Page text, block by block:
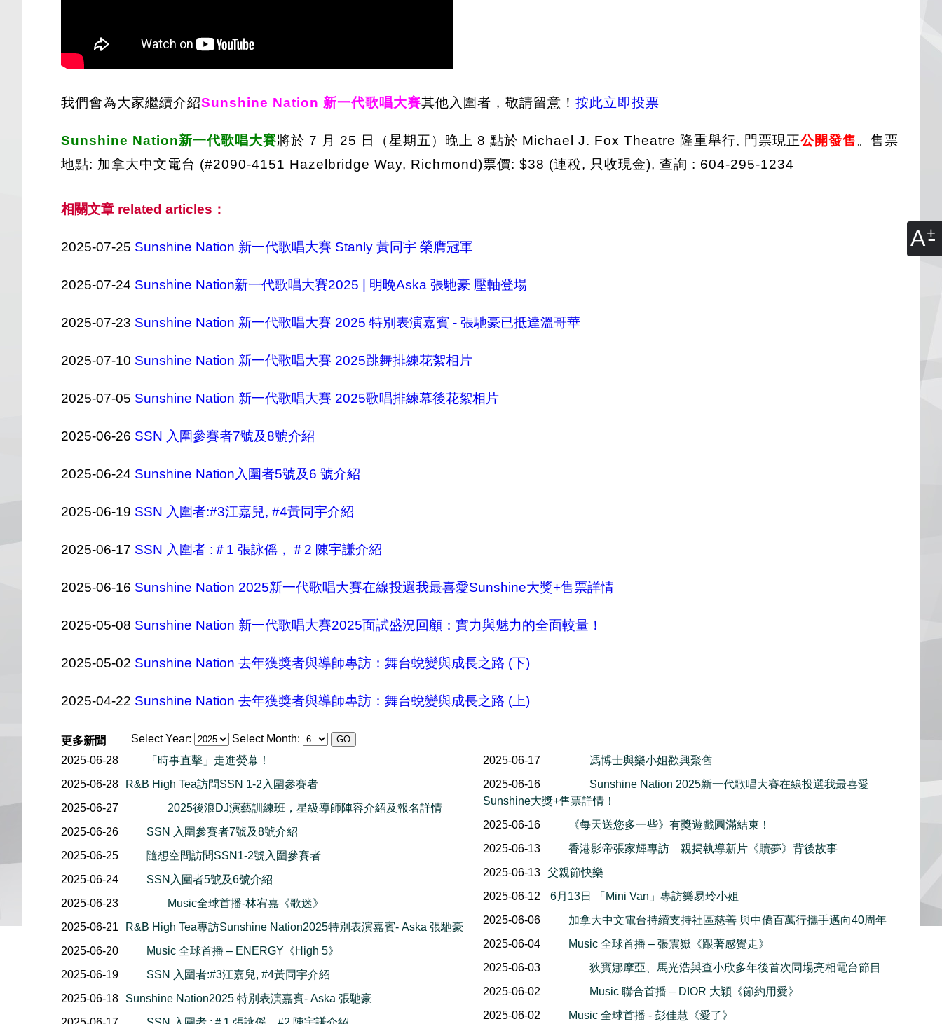
A
我們會為大家繼續介紹Sunshine Nation 新一代歌唱大賽其他入圍者，敬請留意！ 按此立即投票
Sunshine Nation新一代歌唱大賽將於 7 月 25 日（星期五）晚上 8 點於 Michael J. Fox Theatre 隆重舉行, 門票現正公開發售。售票
地點: 加拿大中文電台 (#2090-4151 Hazelbridge Way, Richmond)票價: $38 (連稅, 只收現金), 查詢 : 604-295-1234
相關文章 related articles：
2025-07-25 Sunshine Nation 新一代歌唱大賽 Stanly 黃同宇 榮膺冠軍
2025-07-24 Sunshine Nation新一代歌唱大賽2025 | 明晚Aska 張馳豪 壓軸登場
2025-07-23 Sunshine Nation 新一代歌唱大賽 2025 特別表演嘉賓 - 張馳豪已抵達溫哥華
2025-07-10 Sunshine Nation 新一代歌唱大賽 2025跳舞排練花絮相片
2025-07-05 Sunshine Nation 新一代歌唱大賽 2025歌唱排練幕後花絮相片
2025-06-26 SSN 入圍參賽者7號及8號介紹
2025-06-24 Sunshine Nation入圍者5號及6 號介紹
2025-06-19 SSN 入圍者:#3江嘉兒, #4黃同宇介紹
2025-06-17 SSN 入圍者 :＃1 張詠傜，＃2 陳宇謙介紹
2025-06-16 Sunshine Nation 2025新一代歌唱大賽在線投選我最喜愛Sunshine大獎+售票詳情
2025-05-08 Sunshine Nation 新一代歌唱大賽2025面試盛況回顧：實力與魅力的全面較量！
2025-05-02 Sunshine Nation 去年獲獎者與導師專訪：舞台蛻變與成長之路 (下)
2025-04-22 Sunshine Nation 去年獲獎者與導師專訪：舞台蛻變與成長之路 (上)
Select Year: Select Month:
更多新聞
2025-06-28
「時事直擊」走進熒幕！
2025-06-28
R&B High Tea訪問SSN 1-2入圍參賽者
2025-06-27
2025後浪DJ演藝訓練班，星級導師陣容介紹及報名詳情
2025-06-26
SSN 入圍參賽者7號及8號介紹
2025-06-25
隨想空間訪問SSN1-2號入圍參賽者
2025-06-24
SSN入圍者5號及6號介紹
2025-06-23
Music全球首播-林宥嘉《歌迷》
2025-06-21
R&B High Tea專訪Sunshine Nation2025特別表演嘉賓- Aska 張馳豪
2025-06-20
Music 全球首播 – ENERGY《High 5》
2025-06-19
SSN 入圍者:#3江嘉兒, #4黃同宇介紹
2025-06-18
Sunshine Nation2025 特別表演嘉賓- Aska 張馳豪
2025-06-17
馮博士與樂小姐歡興聚舊
2025-06-16
Sunshine Nation 2025新一代歌唱大賽在線投選我最喜愛
Sunshine大獎+售票詳情！
2025-06-16
《每天送您多一些》有獎遊戲圓滿結束！
2025-06-13
香港影帝張家輝專訪 親揭執導新片《贖夢》背後故事
2025-06-13
父親節快樂
2025-06-12
6月13日 「Mini Van」專訪樂易玲小姐
2025-06-06
加拿大中文電台持續支持社區慈善 與中僑百萬行攜手邁向40周年
2025-06-04
Music 全球首播 – 張震嶽《跟著感覺走》
2025-06-03
狄寶娜摩亞、馬光浩與查小欣多年後首次同場亮相電台節目
2025-06-02
Music 聯合首播 – DIOR 大穎《節約用愛》
2025-06-02
Music 全球首播 - 彭佳慧《愛了》